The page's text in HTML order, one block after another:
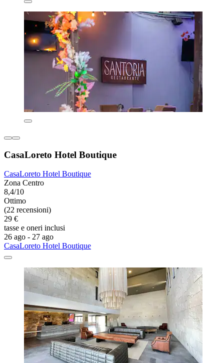
CasaLoreto Hotel Boutique
CasaLoreto Hotel Boutique
Zona Centro
8,4/10
Ottimo
(22 recensioni)
29 €
tasse e oneri inclusi
26 ago - 27 ago
CasaLoreto Hotel Boutique